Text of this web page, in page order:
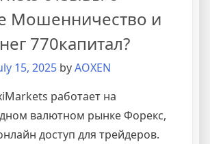
Мошенничество и
770капитал?
15, 2025 byAOXEN
работает на
валютном рынке Форекс,
доступ для трейдеров.